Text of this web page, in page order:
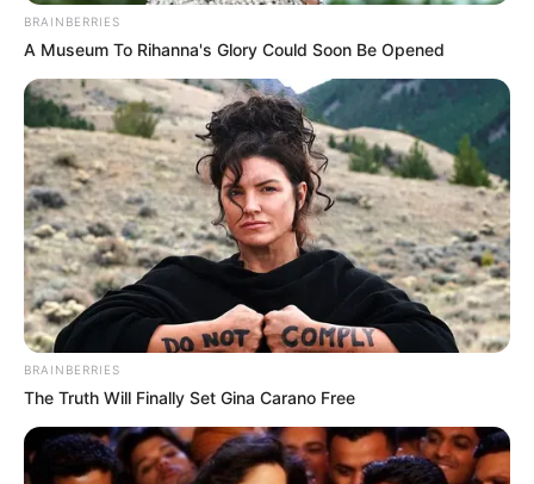
BRAINBERRIES
A Museum To Rihanna's Glory Could Soon Be Opened
BRAINBERRIES
The Truth Will Finally Set Gina Carano Free